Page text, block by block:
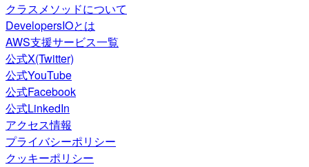
クラスメソッドについて
DevelopersIOとは
AWS支援サービス一覧
公式X(Twitter)
公式YouTube
公式Facebook
公式LinkedIn
アクセス情報
プライバシーポリシー
クッキーポリシー